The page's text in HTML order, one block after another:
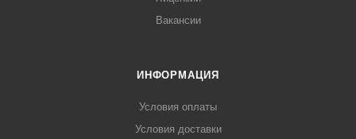
Вакансии
ИНФОРМАЦИЯ
Условия оплаты
Условия доставки